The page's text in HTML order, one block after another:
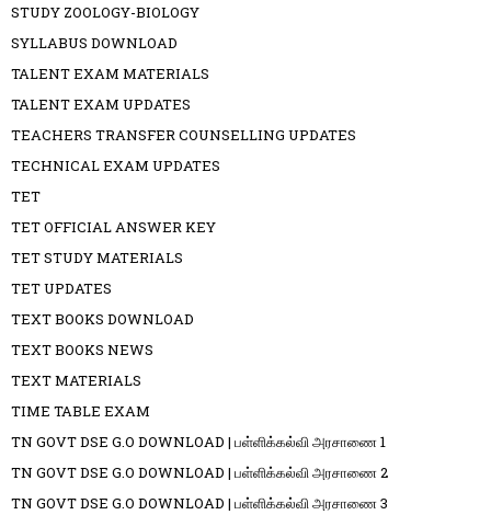
STUDY ZOOLOGY-BIOLOGY
SYLLABUS DOWNLOAD
TALENT EXAM MATERIALS
TALENT EXAM UPDATES
TEACHERS TRANSFER COUNSELLING UPDATES
TECHNICAL EXAM UPDATES
TET
TET OFFICIAL ANSWER KEY
TET STUDY MATERIALS
TET UPDATES
TEXT BOOKS DOWNLOAD
TEXT BOOKS NEWS
TEXT MATERIALS
TIME TABLE EXAM
TN GOVT DSE G.O DOWNLOAD | பள்ளிக்கல்வி அரசாணை 1
TN GOVT DSE G.O DOWNLOAD | பள்ளிக்கல்வி அரசாணை 2
TN GOVT DSE G.O DOWNLOAD | பள்ளிக்கல்வி அரசாணை 3